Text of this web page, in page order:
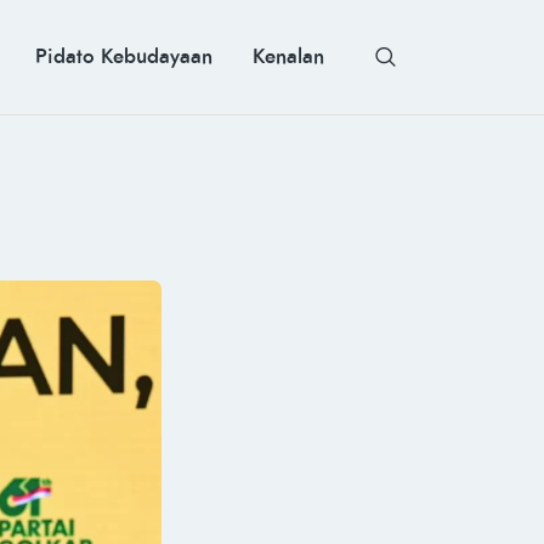
Pidato Kebudayaan Kenalan